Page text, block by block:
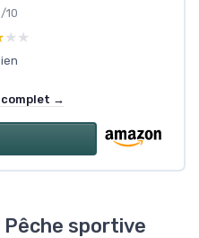
/10
→
Pêche sportive